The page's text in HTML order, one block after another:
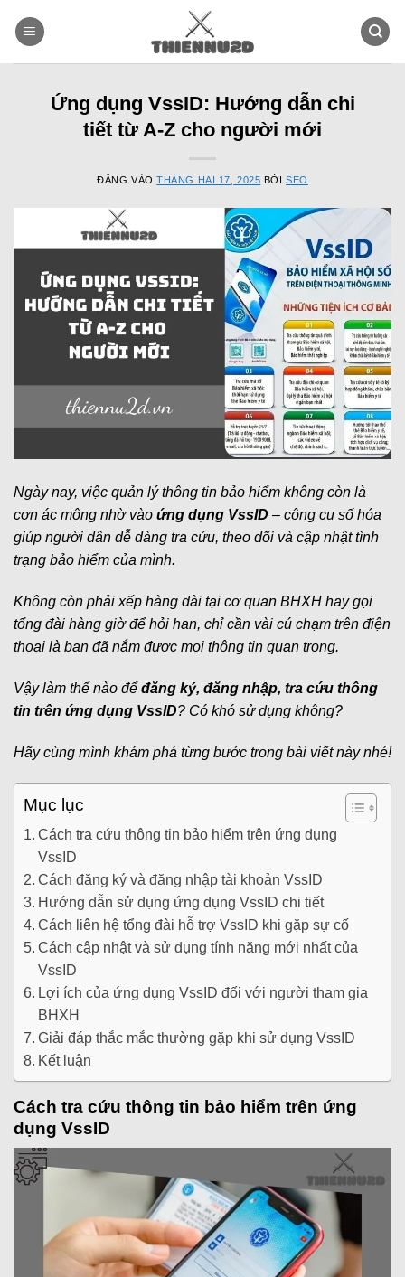
qua
Ứng dụng VssID: Hướng dẫn chi
tiết từ A-Z cho người mới
ĐĂNG VÀOTHÁNG HAI 17, 2025 BỞISEO
Ngày nay, việc quản lý thông tin bảo hiểm không còn là
cơn ác mộng nhờ vào ứng dụng VssID – công cụ số hóa
giúp người dân dễ dàng tra cứu, theo dõi và cập nhật tình
trạng bảo hiểm của mình.
Không còn phải xếp hàng dài tại cơ quan BHXH hay gọi
tổng đài hàng giờ để hỏi han, chỉ cần vài cú chạm trên điện
thoại là bạn đã nắm được mọi thông tin quan trọng.
Vậy làm thế nào đểđăng ký, đăng nhập, tra cứu thông
tin trên ứng dụng VssID? Có khó sử dụng không?
Hãy cùng mình khám phá từng bước trong bài viết này nhé!
Mục lục
Cách tra cứu thông tin bảo hiểm trên ứng dụng
VssID
Cách đăng ký và đăng nhập tài khoản VssID
Hướng dẫn sử dụng ứng dụng VssID chi tiết
Cách liên hệ tổng đài hỗ trợ VssID khi gặp sự cố
Cách cập nhật và sử dụng tính năng mới nhất của
VssID
Lợi ích của ứng dụng VssID đối với người tham gia
BHXH
Giải đáp thắc mắc thường gặp khi sử dụng VssID
Kết luận
Cách tra cứu thông tin bảo hiểm trên ứng
dụng VssID